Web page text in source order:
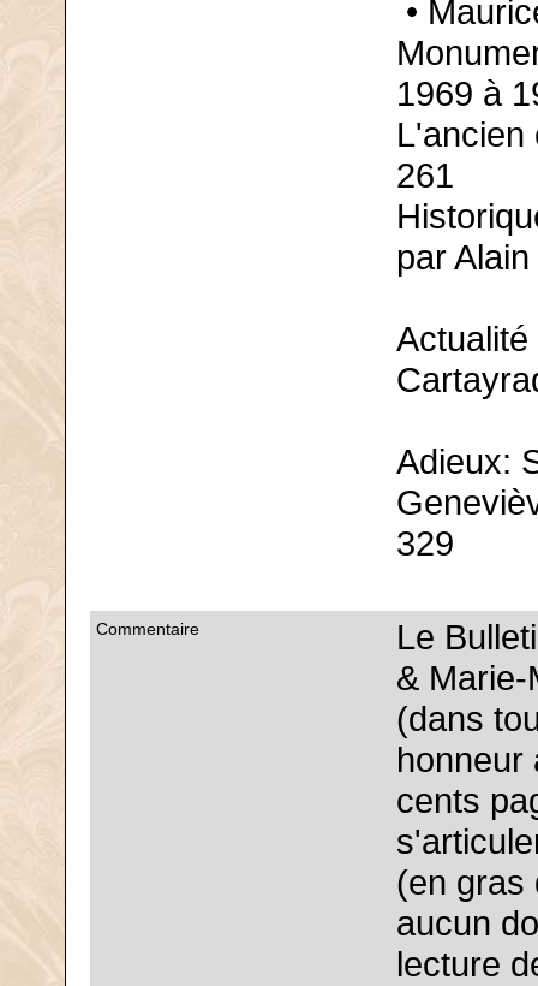
•
1969 à
L'ancien
261
par
Actualité
Adieux:
329
Commentaire
Le
& Marie-
(dans
honneur
cents
(en gras
aucun
lecture